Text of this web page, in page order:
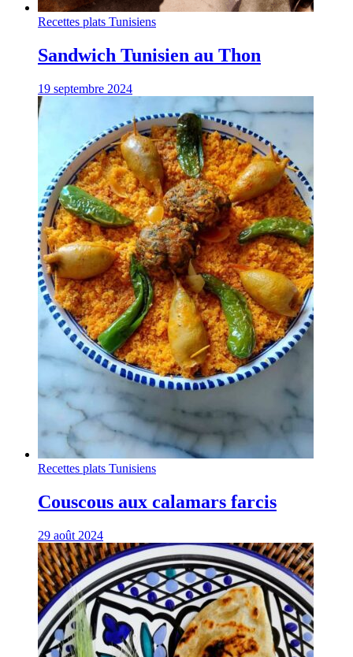
Recettes plats Tunisiens
Sandwich Tunisien au Thon
19 septembre 2024
Recettes plats Tunisiens
Couscous aux calamars farcis
29 août 2024